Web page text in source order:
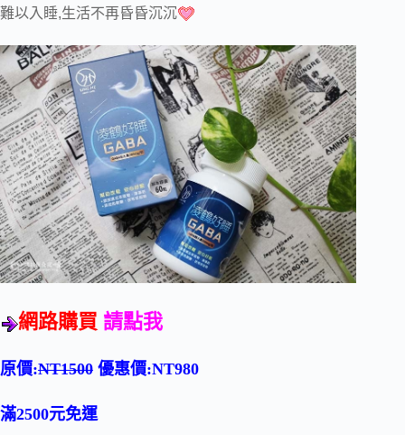
難以入睡,生活不再昏昏沉沉
網路購買 請點我
原價:NT1500 優惠價:NT980
滿2500元免運